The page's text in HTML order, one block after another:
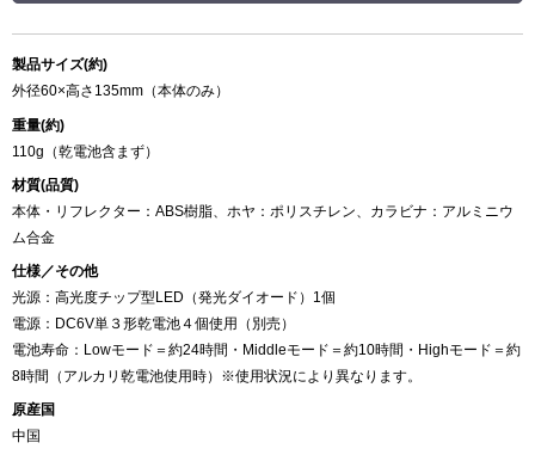
製品サイズ(約)
外径60×高さ135mm（本体のみ）
重量(約)
110g（乾電池含まず）
材質(品質)
本体・リフレクター：ABS樹脂、ホヤ：ポリスチレン、カラビナ：アルミニウ
ム合金
仕様／その他
光源：高光度チップ型LED（発光ダイオード）1個
電源：DC6V単３形乾電池４個使用（別売）
電池寿命：Lowモード＝約24時間・Middleモード＝約10時間・Highモード＝約
8時間（アルカリ乾電池使用時）※使用状況により異なります。
原産国
中国